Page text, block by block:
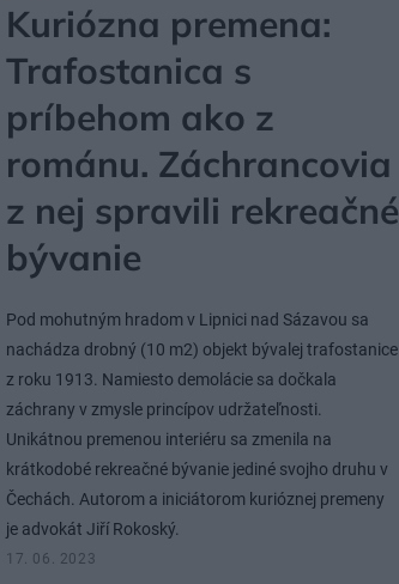
Kuriózna premena:
Trafostanica s
príbehom ako z
románu. Záchrancovia
z nej spravili rekreačné
bývanie
Pod mohutným hradom v Lipnici nad Sázavou sa
nachádza drobný (10 m2) objekt bývalej trafostanice
z roku 1913. Namiesto demolácie sa dočkala
záchrany v zmysle princípov udržateľnosti.
Unikátnou premenou interiéru sa zmenila na
krátkodobé rekreačné bývanie jediné svojho druhu v
Čechách. Autorom a iniciátorom kurióznej premeny
je advokát Jiří Rokoský.
17. 06. 2023